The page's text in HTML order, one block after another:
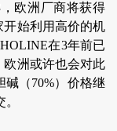
欧洲厂商将获得
始利用高价的机
在3年前已
洲或许也会对此
碱（70%）价格继